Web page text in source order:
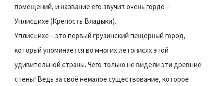
помещений, и название его звучит очень гордо –
Уплисцихе (Крепость Владыки).
Уплисцихе – это первый грузинский пещерный город,
который упоминается во многих летописях этой
удивительной страны. Чего только не видели эти древние
стены! Ведь за своё немалое существование, которое